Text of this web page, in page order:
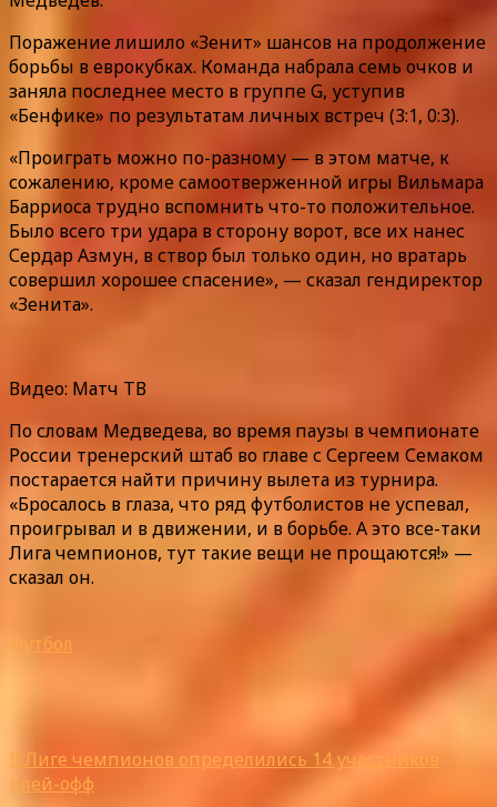
Поражение лишило «Зенит» шансов на продолжение
борьбы в еврокубках. Команда набрала семь очков и
заняла последнее место в группе G, уступив
«Бенфике» по результатам личных встреч (3:1, 0:3).
«Проиграть можно по-разному — в этом матче, к
сожалению, кроме самоотверженной игры Вильмара
Барриоса трудно вспомнить что-то положительное.
Было всего три удара в сторону ворот, все их нанес
Сердар Азмун, в створ был только один, но вратарь
совершил хорошее спасение», — сказал гендиректор
«Зенита».
Видео: Матч ТВ
По словам Медведева, во время паузы в чемпионате
России тренерский штаб во главе с Сергеем Семаком
постарается найти причину вылета из турнира.
«Бросалось в глаза, что ряд футболистов не успевал,
проигрывал и в движении, и в борьбе. А это все-таки
Лига чемпионов, тут такие вещи не прощаются!» —
сказал он.
Футбол
В Лиге чемпионов определились 14 участников
плей-офф